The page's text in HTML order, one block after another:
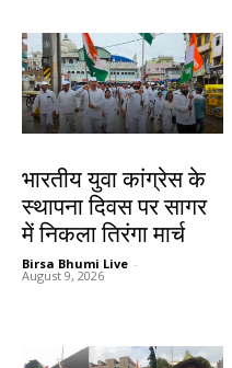
भारतीय युवा कांग्रेस के
स्थापना दिवस पर सागर
में निकला तिरंगा मार्च
Birsa Bhumi Live -
August 9, 2026